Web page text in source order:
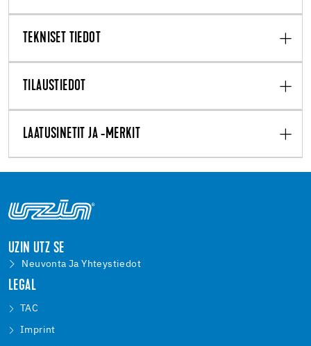
TEKNISET TIEDOT
TILAUSTIEDOT
LAATUSINETIT JA -MERKIT
UZIN UTZ SE
Neuvonta Ja Yhteystiedot
LEGAL
TAC
Imprint